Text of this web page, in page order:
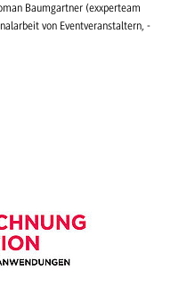
Baumgartner (exxperteam
von Eventveranstaltern, -